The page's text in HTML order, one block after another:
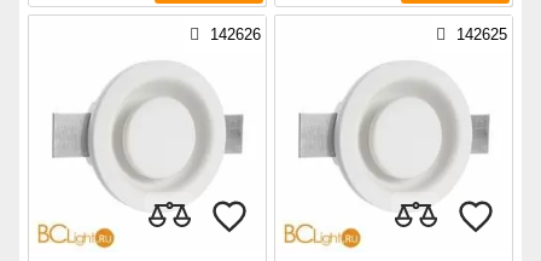
142626 142625